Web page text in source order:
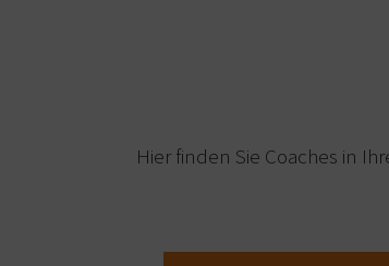
Hier finden Sie Coaches in